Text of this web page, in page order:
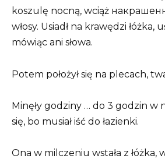
koszulę nocną, wciąż
włosy. Usiadł na krawędzi łóżka,
mówiąc ani słowa.
Potem położył się na plecach,
Minęły godziny … do 3 godzin w
się, bo musiał iść do łazienki.
Ona w milczeniu wstała z łóżka,